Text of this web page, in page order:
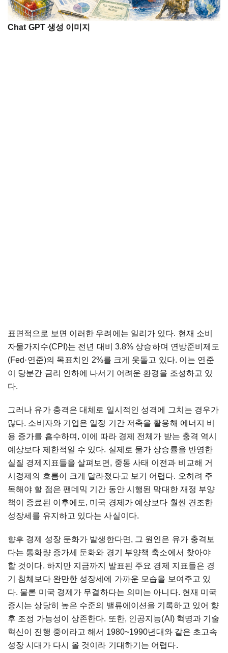
Chat GPT 생성 이미지
표면적으로 보면 이러한 우려에는 일리가 있다. 현재 소비
자물가지수(CPI)는 전년 대비 3.8%상승하며 연방준비제도
(Fed ·연준)의 목표치인 2%를 크게 웃돌고 있다. 이는 연준
이
당분간 금리 인하에 나서기 어려운 환경을 조성하고 있
다.
그러나 유가 충격은 대체로 일시적인 성격에 그치는 경우가
많다. 소비자와 기업은 일정 기간 저축을 활용해 에너지
비
용 증가를 흡수하며 , 이에 따라 경제 전체가 받는 충격 역시
예상보다 제한적일 수 있다. 실제로 물가 상승률을 반영한
실질 경제지표들을 살펴보면 , 중동 사태 이전과 비교해 거
시경제의
흐름이 크게 달라졌다고 보기 어렵다. 오히려 주
목해야 할 점은 팬데믹 기간 동안 시행된 막대한 재정 부양
책이
종료된 이후에도, 미국 경제가 예상보다 훨씬 견조한
성장세를 유지하고 있다는 사실이다.
향후 경제 성장 둔화가 발생한다면 , 그 원인은 유가 충격보
다는 통화량 증가세 둔화와 경기 부양책 축소에서 찾아야
할 것이다. 하지만 지금까지 발표된 주요 경제 지표들은 경
기
침체보다 완만한 성장세에 가까운 모습을 보여주고 있
다. 물론 미국 경제가 무결하다는 의미는 아니다. 현재 미국
증시는 상당히 높은 수준의 밸류에이션을 기록하고 있어 향
후 조정 가능성이 상존한다. 또한, 인공지능(AI) 혁명과 기술
혁신이
진행 중이라고 해서 1980~1990년대와 같은 초고속
성장 시대가 다시 올 것이라 기대하기는 어렵다.